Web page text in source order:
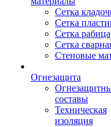
Сетка
Сетка
Сетка рабица
Сетка
Стеновые
Огнезащита
составы
Техническая
изоляция